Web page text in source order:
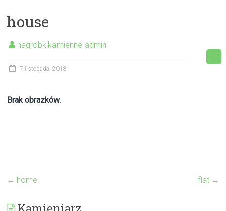
house
nagrobkikamienne-admin
7 listopada, 2018
Brak obrazków.
← home flat →
Kamieniarz